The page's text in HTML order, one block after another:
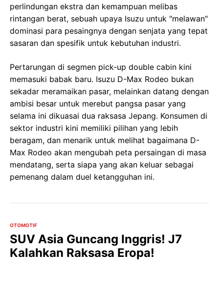
perlindungan ekstra dan kemampuan melibas
rintangan berat, sebuah upaya Isuzu untuk "melawan"
dominasi para pesaingnya dengan senjata yang tepat
sasaran dan spesifik untuk kebutuhan industri.
Pertarungan di segmen pick-up double cabin kini
memasuki babak baru. Isuzu D-Max Rodeo bukan
sekadar meramaikan pasar, melainkan datang dengan
ambisi besar untuk merebut pangsa pasar yang
selama ini dikuasai dua raksasa Jepang. Konsumen di
sektor industri kini memiliki pilihan yang lebih
beragam, dan menarik untuk melihat bagaimana D-
Max Rodeo akan mengubah peta persaingan di masa
mendatang, serta siapa yang akan keluar sebagai
pemenang dalam duel ketangguhan ini.
OTOMOTIF
SUV Asia Guncang Inggris! J7
Kalahkan Raksasa Eropa!